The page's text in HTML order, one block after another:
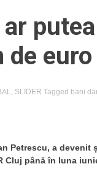
, SLIDER Tagged bani
Petrescu, a
până în luna